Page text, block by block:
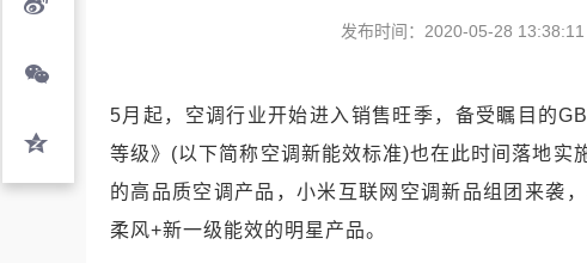
发布时间：2020-05-28 13:38:11
5月起，空调行业开始进入销售旺季，备受瞩目的
等级》(以下简称空调新能效标准)也在此时间落地实
的高品质空调产品，小米互联网空调新品组团来袭
柔风+新一级能效的明星产品。